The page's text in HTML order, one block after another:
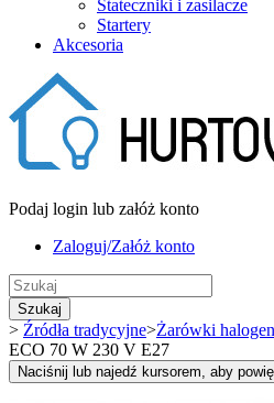
Stateczniki i zasilacze
Startery
Akcesoria
Podaj login lub załóż konto
Zaloguj/Załóż konto
Szukaj
> Źródła tradycyjne>Żarówki
ECO 70 W 230 V E27
Naciśnij lub najedź kursorem, aby